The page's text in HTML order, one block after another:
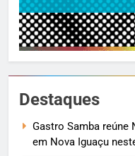
Destaques
Gastro Samba reúne
em Nova Iguaçu